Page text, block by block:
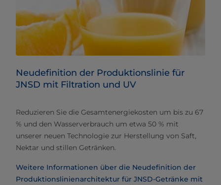
Neudefinition der Produktionslinie für
JNSD mit Filtration und UV
Reduzieren Sie die Gesamtenergiekosten um bis zu 67
% und den Wasserverbrauch um etwa 50 % mit
unserer neuen Technologie zur Herstellung von Saft,
Nektar und stillen Getränken.
Weitere Informationen über die Neudefinition der
Produktionslinienarchitektur für JNSD-Getränke mit